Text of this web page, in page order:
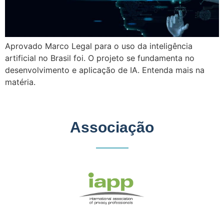
Aprovado Marco Legal para o uso da inteligência
artificial no Brasil foi. O projeto se fundamenta no
desenvolvimento e aplicação de IA. Entenda mais na
matéria.
Associação